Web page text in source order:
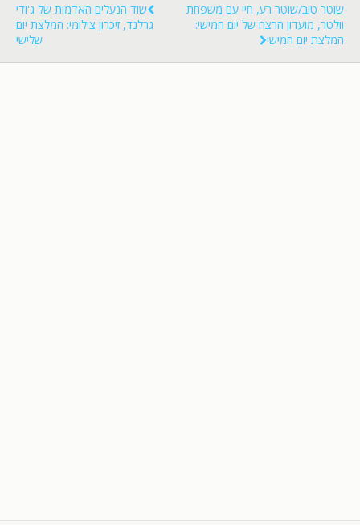
שוד הנעלים האדמות של ג'ודי
גרלנד, זיכרון צילומי: המלצת יום
שלישי
שוטר טוב/שוטר רע, חיי עם משפחת
וולטר, מועדון הרצח של יום חמישי:
המלצת יום חמישי